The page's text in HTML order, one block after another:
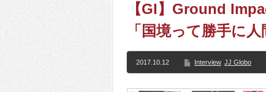
【GI】Ground
「国境って勝手に
2017.10.12 Interview JJ Globo